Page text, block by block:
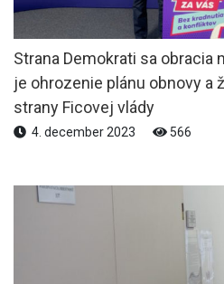
Strana Demokrati sa obracia
je ohrozenie plánu obnovy a
strany Ficovej vlády
4. december 2023 566